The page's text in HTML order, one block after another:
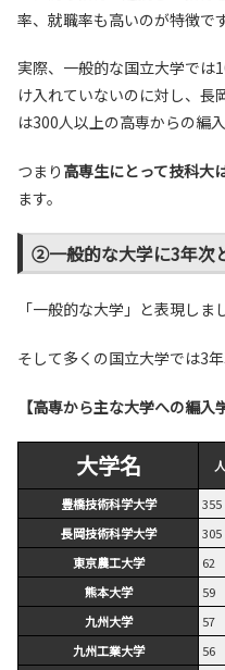
率、就職率も高いのが特徴です
実際、一般的な国立大学では
け入れていないのに対し、長
は300人以上の高専からの編
つまり 高専生にとって技科大
ます。
②一般的な大学に3年次
「一般的な大学」と表現しま
そして多くの国立大学では3
【高専から主な大学への編入
大学名
豊橋技術科学大学 355
長岡技術科学大学
305
東京農工大学
62
熊本大学
59
九州大学
57
九州工業大学
56